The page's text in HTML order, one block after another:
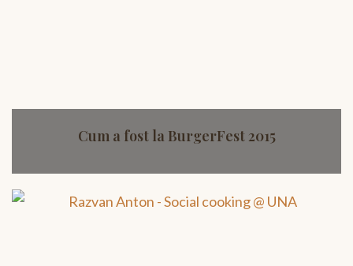
Cum a fost la BurgerFest 2015